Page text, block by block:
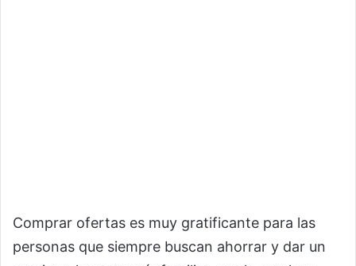
Comprar ofertas es muy gratificante para las
personas que siempre buscan ahorrar y dar un